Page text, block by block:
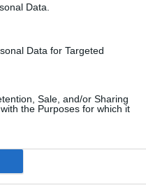
Data.
Data for Targeted
Sale, and/or Sharing
the Purposes for which it
en el aprendizaje
pasa por
que nos permita